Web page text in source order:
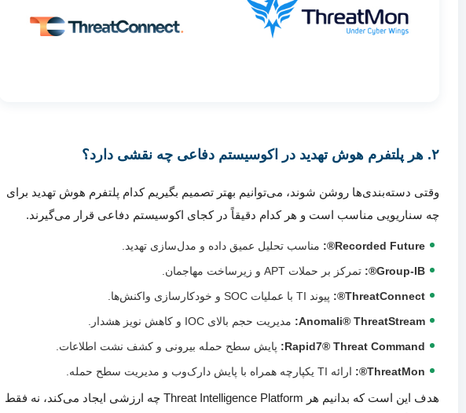
۲. هر پلتفرم هوش تهدید در اکوسیستم دفاعی چه نقشی دارد؟
وقتی دسته‌بندی‌ها روشن شوند، می‌توانیم بهتر تصمیم بگیریم کدام پلتفرم هوش تهدید برای
چه سناریویی مناسب است و هر کدام دقیقاً در کجای اکوسیستم دفاعی قرار می‌گیرند.
Recorded Future®:
مناسب تحلیل عمیق داده و مدل‌سازی تهدید.
Group-IB®:
تمرکز بر حملات APT و زیرساخت مهاجمان.
ThreatConnect®:
پیوند TI با عملیات SOC و خودکارسازی واکنش‌ها.
Anomali® ThreatStream:
مدیریت حجم بالای IOC و کاهش نویز هشدار.
Rapid7® Threat Command:
پایش سطح حمله بیرونی و کشف نشت اطلاعات.
ThreatMon®:
ارائه TI یکپارچه همراه با پایش دارک‌وب و مدیریت سطح حمله.
هدف این است که بدانیم هر Threat Intelligence Platform چه ارزشی ایجاد می‌کند، نه فقط